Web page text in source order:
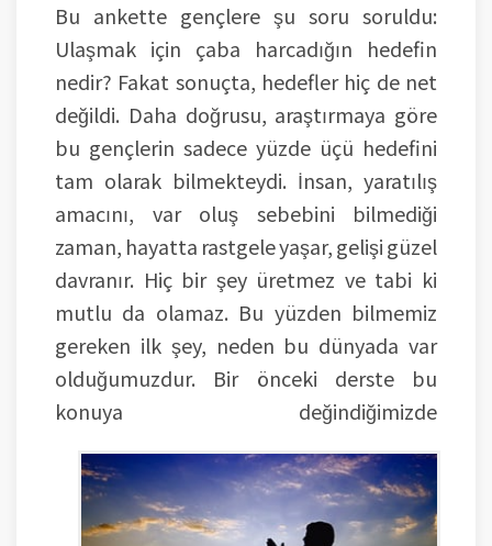
Bu ankette gençlere şu soru soruldu:
Ulaşmak için çaba harcadığın hedefin
nedir? Fakat sonuçta, hedefler hiç de net
değildi. Daha doğrusu, araştırmaya göre
bu gençlerin sadece yüzde üçü hedefini
tam olarak bilmekteydi. İnsan, yaratılış
amacını, var oluş sebebini bilmediği
zaman, hayatta rastgele yaşar, gelişi güzel
davranır. Hiç bir şey üretmez ve tabi ki
mutlu da olamaz. Bu yüzden bilmemiz
gereken ilk şey, neden bu dünyada var
olduğumuzdur. Bir önceki derste bu
konuya değindiğimizde